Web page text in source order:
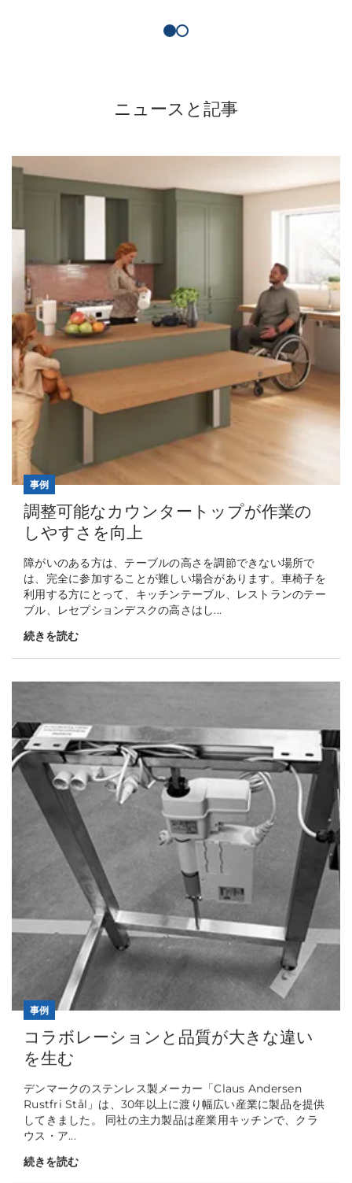
ニュースと記事
事例
調整可能なカウンタートップが作業の
しやすさを向上
障がいのある方は、テーブルの高さを調節できない場所で
は、完全に参加することが難しい場合があります。車椅子を
利用する方にとって、キッチンテーブル、レストランのテー
ブル、レセプションデスクの高さはし...
続きを読む
事例
コラボレーションと品質が大きな違い
を生む
デンマークのステンレス製メーカー「Claus Andersen
Rustfri Stål」は、30年以上に渡り幅広い産業に製品を提供
してきました。 同社の主力製品は産業用キッチンで、クラ
ウス・ア...
続きを読む